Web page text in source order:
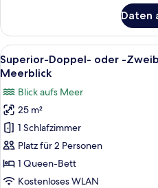
1
Schlafzimmer,
Terrasse,
Gartenblick
Daten
Alle
Fotos
Superior-
Doppel-
oder
-
Zweibettzimmer,
Balkon,
3
Superior-Doppel- oder -
Meerblick
Blick aufs Meer
25 m²
1 Schlafzimmer
Platz für 2 Personen
1 Queen-Bett
Kostenloses WLAN